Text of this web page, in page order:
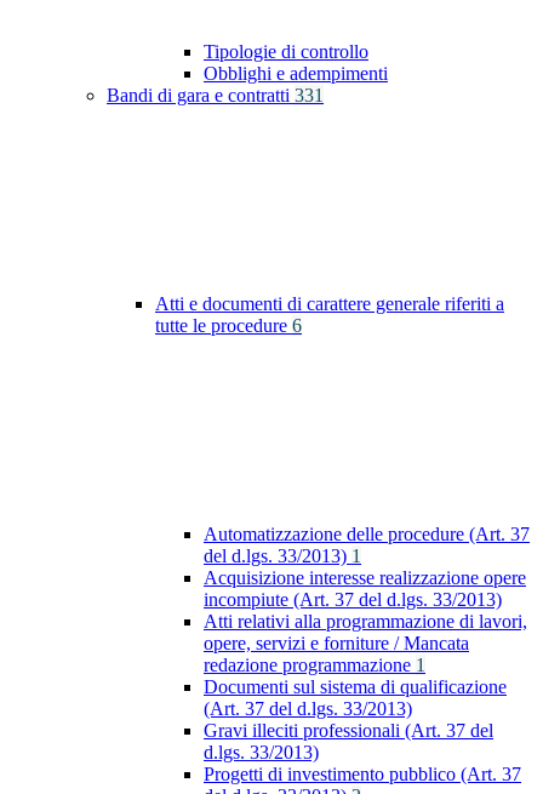
Tipologie di controllo
Obblighi e adempimenti
Bandi di gara e contratti 331
Atti e documenti di carattere generale riferiti a
tutte le procedure 6
Automatizzazione delle procedure (Art. 37
del d.lgs. 33/2013) 1
Acquisizione interesse realizzazione opere
incompiute (Art. 37 del d.lgs. 33/2013)
Atti relativi alla programmazione di lavori,
opere, servizi e forniture / Mancata
redazione programmazione 1
Documenti sul sistema di qualificazione
(Art. 37 del d.lgs. 33/2013)
Gravi illeciti professionali (Art. 37 del
d.lgs. 33/2013)
Progetti di investimento pubblico (Art. 37